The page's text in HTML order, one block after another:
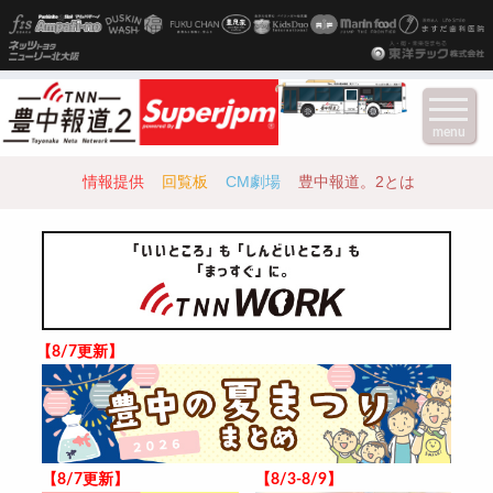
情報提供 回覧板 CM劇場 豊中報道。2とは
【8/7更新】
【8/7更新】 【8/3-8/9】
menu